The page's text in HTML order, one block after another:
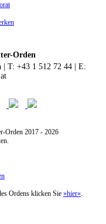
Orden
| T: +43 1 512 72 44 | E:
Orden 2017 - 2026
Ordens klicken Sie »hier«.